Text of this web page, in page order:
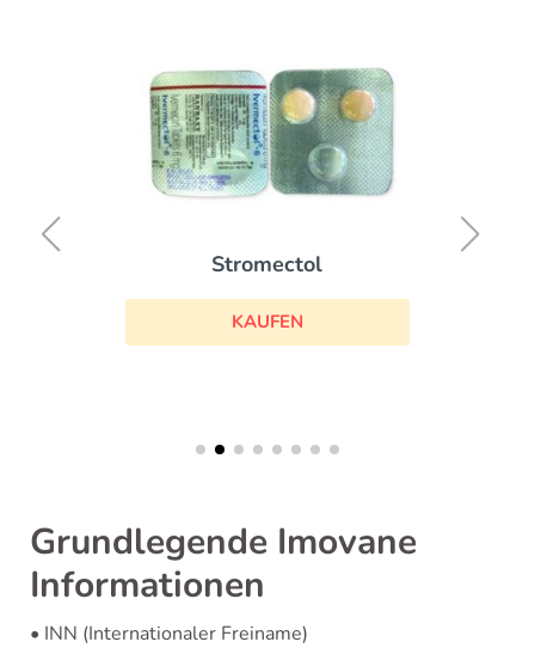
Stromectol
Grundlegende Imovane
Informationen
• INN (Internationaler Freiname)